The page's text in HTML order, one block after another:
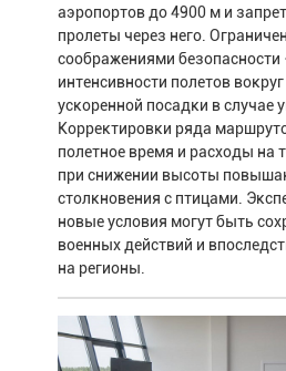
аэропортов до 4900 м и
пролеты через него.
соображениями
интенсивности полетов
ускоренной посадки в случае
Корректировки ряда
полетное время и расходы на
при снижении высоты
столкновения с птицами.
новые условия могут быть
военных действий и
на регионы.